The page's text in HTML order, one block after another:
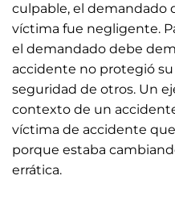
culpable, el demandado
víctima fue negligente.
el demandado debe
accidente no protegió
seguridad de otros. Un
contexto de un
víctima de accidente
porque estaba
errática.